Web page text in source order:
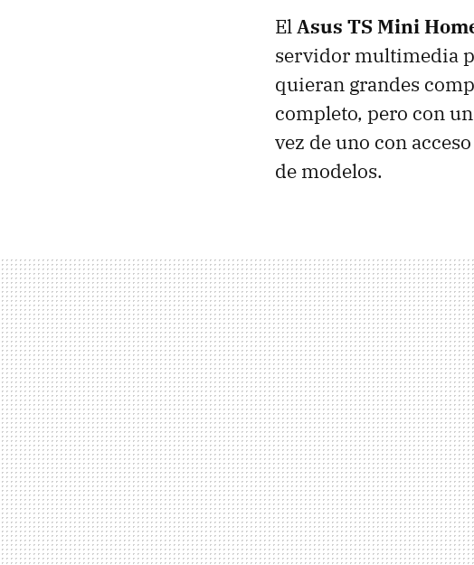
ElAsus TS Mini
servidor multimedia
quieran grandes
completo, pero con
vez de uno con
de modelos.